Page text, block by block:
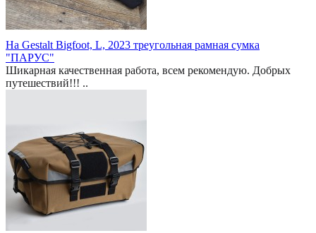
На Gestalt Bigfoot, L, 2023 треугольная рамная сумка
"ПАРУС"
Шикарная качественная работа, всем рекомендую. Добрых
путешествий!!! ..